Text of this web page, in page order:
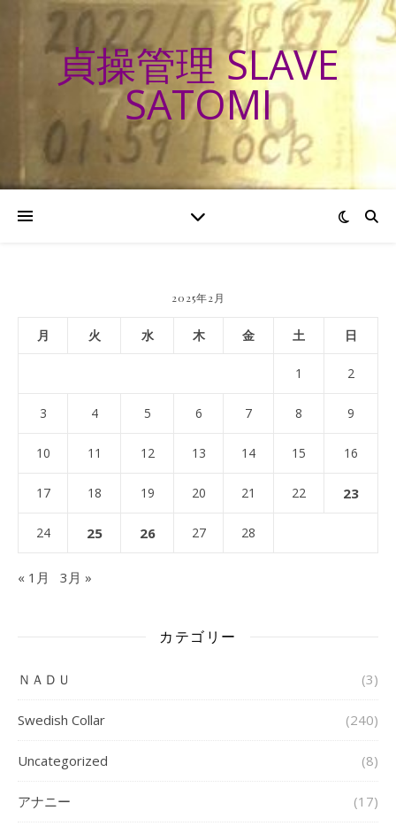
貞操管理 SLAVE
SATOMI
2025年2月
月 火 水 木 金 土 日
1 2
3 4 5 6 7 8 9
10 11 12 13 14 15 16
17 18 19 20 21 22 23
24 25 26 27 28
« 1月 3月 »
カテゴリー
ＮＡＤＵ (3)
Swedish Collar (240)
Uncategorized (8)
アナニー (17)